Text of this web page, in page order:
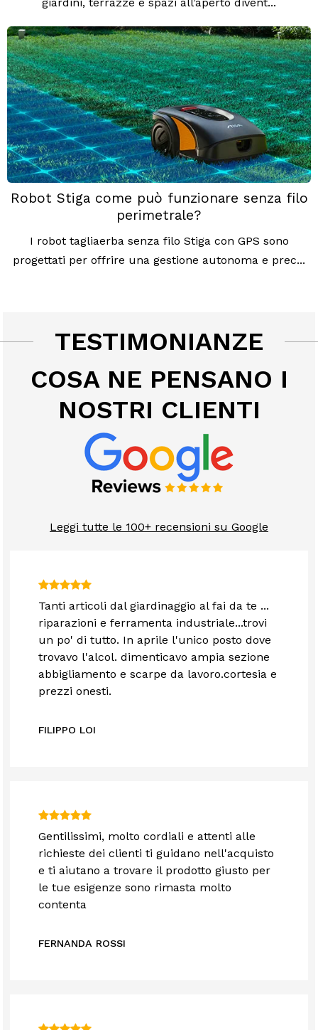
Robot Stiga come può funzionare senza filo
perimetrale?
I robot tagliaerba senza filo Stiga con GPS sono
progettati per offrire una gestione autonoma e prec...
TESTIMONIANZE
COSA NE PENSANO I
NOSTRI CLIENTI
Leggi tutte le 100+ recensioni su Google
Tanti articoli dal giardinaggio al fai da te ...
riparazioni e ferramenta industriale...trovi
un po' di tutto. In aprile l'unico posto dove
trovavo l'alcol. dimenticavo ampia sezione
abbigliamento e scarpe da lavoro.cortesia e
prezzi onesti.
FILIPPO LOI
Gentilissimi, molto cordiali e attenti alle
richieste dei clienti ti guidano nell'acquisto
e ti aiutano a trovare il prodotto giusto per
le tue esigenze sono rimasta molto
contenta
FERNANDA ROSSI